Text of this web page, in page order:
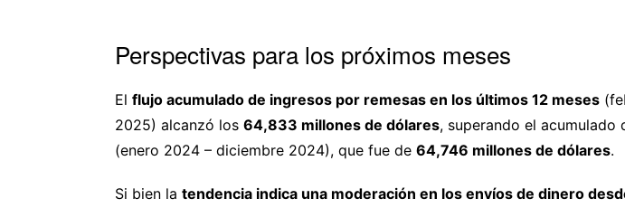
Perspectivas para los próximos meses
El flujo acumulado de ingresos por remesas en los últimos 12 meses
2025) alcanzó los 64,833 millones de dólares, superando el acumulado
(enero 2024 – diciembre 2024), que fue de 64,746 millones de dólares.
Si bien la tendencia indica una moderación en los envíos de dinero